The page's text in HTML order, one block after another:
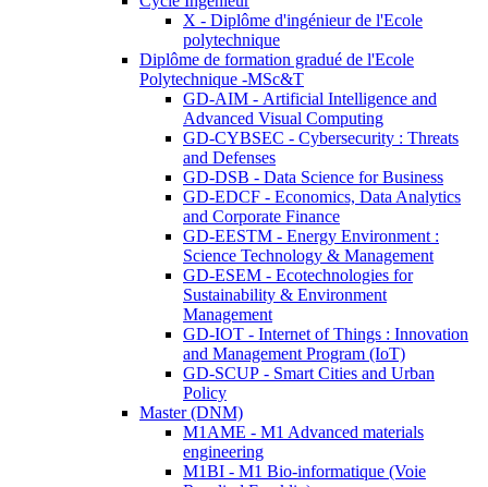
X - Diplôme d'ingénieur de l'Ecole
polytechnique
Diplôme de formation gradué de l'Ecole
Polytechnique -MSc&T
GD-AIM - Artificial Intelligence and
Advanced Visual Computing
GD-CYBSEC - Cybersecurity : Threats
and Defenses
GD-DSB - Data Science for Business
GD-EDCF - Economics, Data Analytics
and Corporate Finance
GD-EESTM - Energy Environment :
Science Technology & Management
GD-ESEM - Ecotechnologies for
Sustainability & Environment
Management
GD-IOT - Internet of Things : Innovation
and Management Program (IoT)
GD-SCUP - Smart Cities and Urban
Policy
Master (DNM)
M1AME - M1 Advanced materials
engineering
M1BI - M1 Bio-informatique (Voie